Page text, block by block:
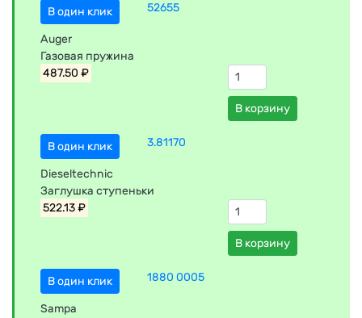
В один клик 52655
Auger
Газовая пружина
487.50 ₽
В корзину
В один клик 3.81170
Dieseltechnic
Заглушка ступеньки
522.13 ₽
В корзину
В один клик 1880 0005
Sampa